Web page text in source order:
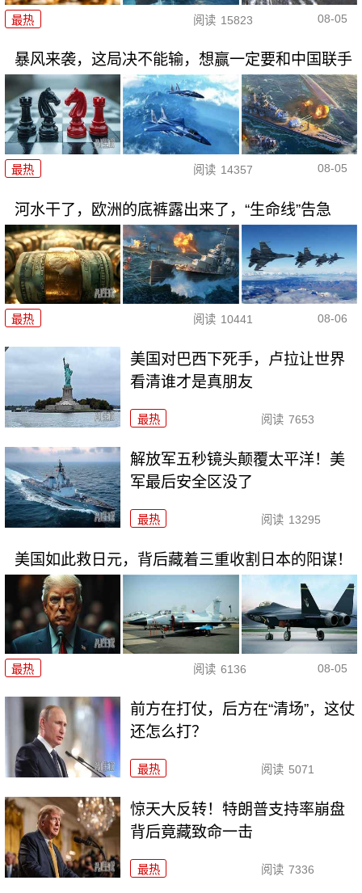
最热 阅读 15823 08-05
暴风来袭，这局决不能输，想赢一定要和中国联手
最热 阅读 14357 08-05
河水干了，欧洲的底裤露出来了，“生命线”告急
最热 阅读 10441 08-06
美国对巴西下死手，卢拉让世界
看清谁才是真朋友
最热 阅读 7653
解放军五秒镜头颠覆太平洋！美
军最后安全区没了
最热 阅读 13295
美国如此救日元，背后藏着三重收割日本的阳谋！
最热 阅读 6136 08-05
前方在打仗，后方在“清场”，这仗
还怎么打？
最热 阅读 5071
惊天大反转！特朗普支持率崩盘
背后竟藏致命一击
最热 阅读 7336